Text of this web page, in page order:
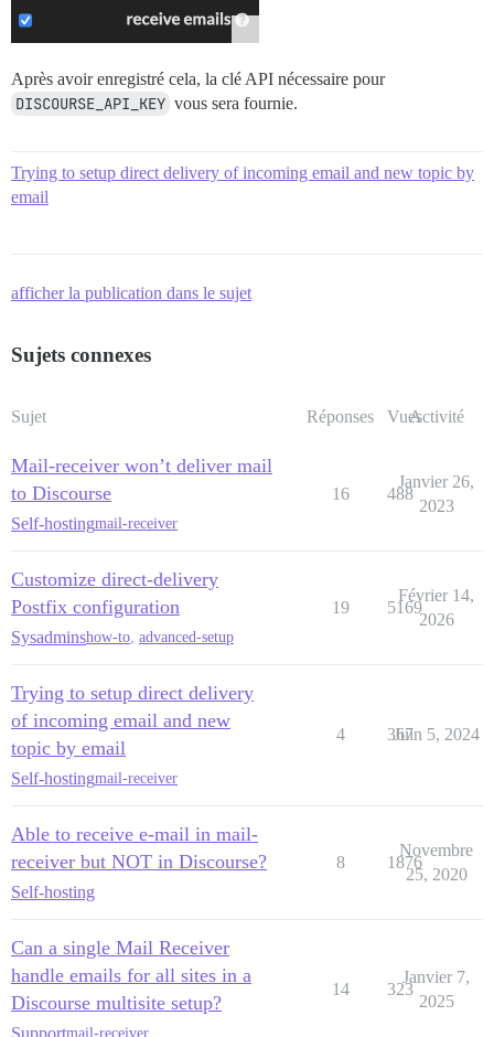
Après avoir enregistré cela, la clé API nécessaire pour
DISCOURSE_API_KEY vous sera fournie.
Trying to setup direct delivery of incoming email and new topic by
email
afficher la publication dans le sujet
Sujets connexes
Sujet Réponses VuesActivité
Mail-receiver won’t deliver mail
to Discourse
Self-hostingmail-receiver
16 488
Janvier 26,
2023
Customize direct-delivery
Postfix configuration
Sysadminshow-to, advanced-setup
19 5169
Février 14,
2026
Trying to setup direct delivery
of incoming email and new
topic by email
Self-hostingmail-receiver
4 367
Juin 5, 2024
Able to receive e-mail in mail-
receiver but NOT in Discourse?
Self-hosting
8 1876
Novembre
25, 2020
Can a single Mail Receiver
handle emails for all sites in a
Discourse multisite setup?
Supportmail-receiver
14 323
Janvier 7,
2025